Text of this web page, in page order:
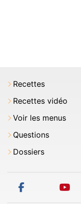
Recettes
Recettes vidéo
Voir les menus
Questions
Dossiers
facebook